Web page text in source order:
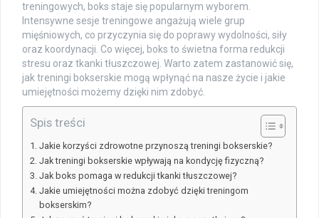
treningowych, boks staje się popularnym wyborem.
Intensywne sesje treningowe angażują wiele grup
mięśniowych, co przyczynia się do poprawy wydolności, siły
oraz koordynacji. Co więcej, boks to świetna forma redukcji
stresu oraz tkanki tłuszczowej. Warto zatem zastanowić się,
jak treningi bokserskie mogą wpłynąć na nasze życie i jakie
umiejętności możemy dzięki nim zdobyć.
Spis treści
Jakie korzyści zdrowotne przynoszą treningi bokserskie?
Jak treningi bokserskie wpływają na kondycję fizyczną?
Jak boks pomaga w redukcji tkanki tłuszczowej?
Jakie umiejętności można zdobyć dzięki treningom
bokserskim?